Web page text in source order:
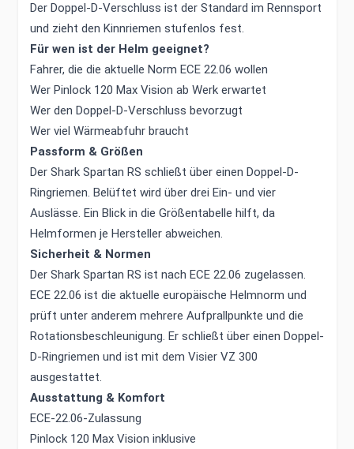
Der Doppel-D-Verschluss ist der Standard im Rennsport
und zieht den Kinnriemen stufenlos fest.
Für wen ist der Helm geeignet?
Fahrer, die die aktuelle Norm ECE 22.06 wollen
Wer Pinlock 120 Max Vision ab Werk erwartet
Wer den Doppel-D-Verschluss bevorzugt
Wer viel Wärmeabfuhr braucht
Passform & Größen
Der Shark Spartan RS schließt über einen Doppel-D-
Ringriemen. Belüftet wird über drei Ein- und vier
Auslässe. Ein Blick in die Größentabelle hilft, da
Helmformen je Hersteller abweichen.
Sicherheit & Normen
Der Shark Spartan RS ist nach ECE 22.06 zugelassen.
ECE 22.06 ist die aktuelle europäische Helmnorm und
prüft unter anderem mehrere Aufprallpunkte und die
Rotationsbeschleunigung. Er schließt über einen Doppel-
D-Ringriemen und ist mit dem Visier VZ 300
ausgestattet.
Ausstattung & Komfort
ECE-22.06-Zulassung
Pinlock 120 Max Vision inklusive